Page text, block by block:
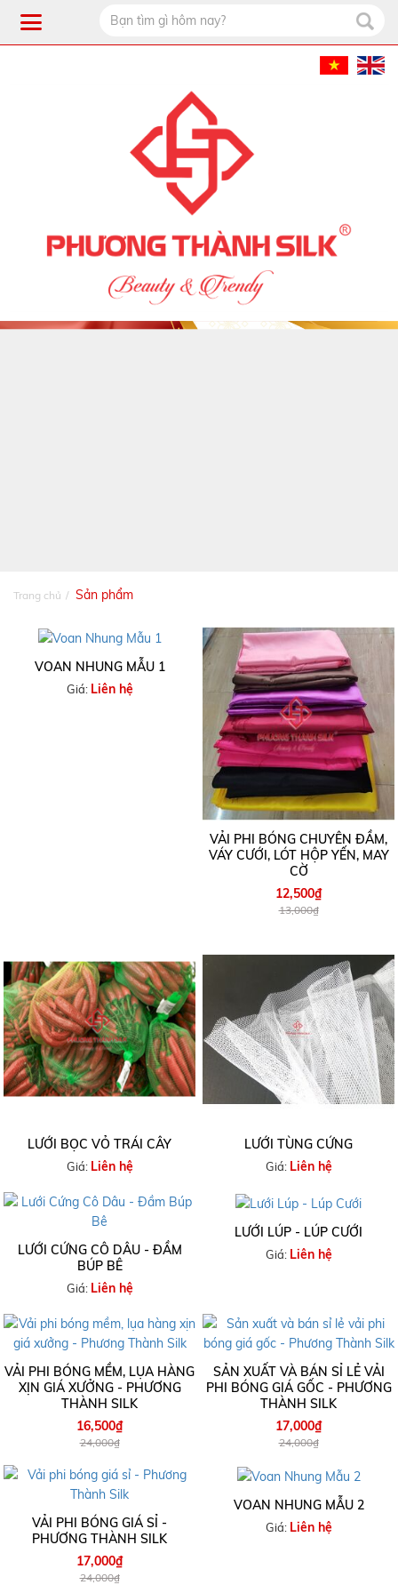
Trang chủ Sản phẩm
VOAN NHUNG MẪU 1
Giá: Liên hệ
VẢI PHI BÓNG CHUYÊN ĐẦM,
VÁY CƯỚI, LÓT HỘP YẾN, MAY
CỜ
12,500₫
13,000₫
LƯỚI BỌC VỎ TRÁI CÂY
Giá: Liên hệ
LƯỚI TÙNG CỨNG
Giá: Liên hệ
LƯỚI CỨNG CÔ DÂU - ĐẦM
BÚP BÊ
Giá: Liên hệ
LƯỚI LÚP - LÚP CƯỚI
Giá: Liên hệ
VẢI PHI BÓNG MỀM, LỤA HÀNG
XỊN GIÁ XƯỞNG - PHƯƠNG
THÀNH SILK
16,500₫
24,000₫
SẢN XUẤT VÀ BÁN SỈ LẺ VẢI
PHI BÓNG GIÁ GỐC - PHƯƠNG
THÀNH SILK
17,000₫
24,000₫
VẢI PHI BÓNG GIÁ SỈ -
PHƯƠNG THÀNH SILK
17,000₫
24,000₫
VOAN NHUNG MẪU 2
Giá: Liên hệ